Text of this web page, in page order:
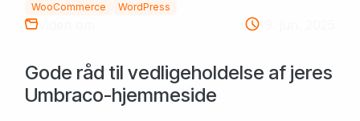
WooCommerce
WordPress
Viden om 19. jun. 2025
Gode råd til vedligeholdelse af jeres
Umbraco-hjemmeside